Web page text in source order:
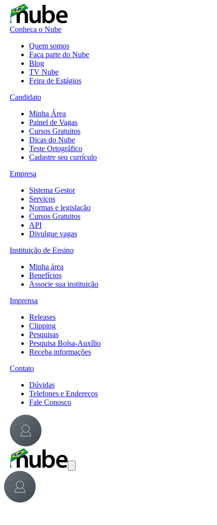
Conheça o Nube
Quem somos
Faça parte do Nube
Blog
TV Nube
Feira de Estágios
Candidato
Minha Área
Painel de Vagas
Cursos Gratuitos
Dicas do Nube
Teste Ortográfico
Cadastre seu currículo
Empresa
Sistema Gestor
Serviços
Normas e legislação
Cursos Gratuitos
API
Divulgue vagas
Instituição de Ensino
Minha área
Benefícios
Associe sua instituição
Imprensa
Releases
Clipping
Pesquisas
Pesquisa Bolsa-Auxílio
Receba informações
Contato
Dúvidas
Telefones e Endereços
Fale Conosco